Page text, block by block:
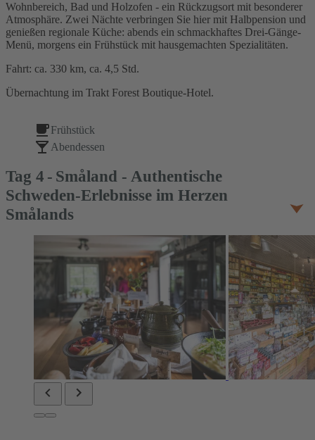
Wohnbereich, Bad und Holzofen - ein Rückzugsort mit besonderer
Atmosphäre. Zwei Nächte verbringen Sie hier mit Halbpension und
genießen regionale Küche: abends ein schmackhaftes Drei-Gänge-
Menü, morgens ein Frühstück mit hausgemachten Spezialitäten.
Fahrt: ca. 330 km, ca. 4,5 Std.
Übernachtung im Trakt Forest Boutique-Hotel.
Frühstück
Abendessen
Tag 4
Småland - Authentische
Schweden-Erlebnisse im Herzen
Smålands